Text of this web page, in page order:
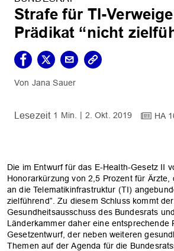
Strafe für TI-
Prädikat “nicht
Jana Sauer
1 Min. 2. Okt. 2019 HA
Die im Entwurf für das E-Health-Gesetz II
Honorarkürzung von 2,5 Prozent für Ärzte,
an die Telematikinfrastruktur (TI)
zielführend”. Zu diesem Schluss kommt der
Gesundheitsausschuss des Bundesrats
Länderkammer daher eine entsprechende
Gesetzentwurf, der neben weiteren
Themen auf der Agenda für die